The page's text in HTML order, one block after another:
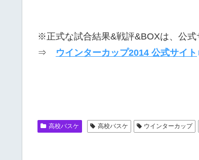
※正式な試合結果&戦評&BOXは、公式
⇒ ウインターカップ2014 公式サイト
高校バスケ 高校バスケ ウインターカップ